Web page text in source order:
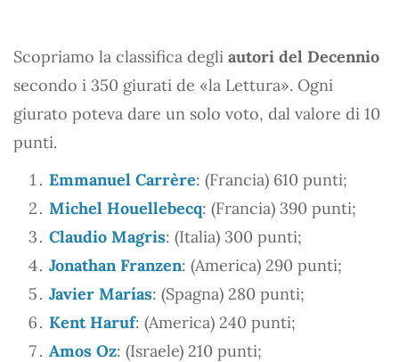
Scopriamo la classifica degli autori del Decennio
secondo i 350 giurati de «la Lettura». Ogni
giurato poteva dare un solo voto, dal valore di 10
punti.
Emmanuel Carrère: (Francia) 610 punti;
Michel Houellebecq: (Francia) 390 punti;
Claudio Magris: (Italia) 300 punti;
Jonathan Franzen: (America) 290 punti;
Javier Marías: (Spagna) 280 punti;
Kent Haruf: (America) 240 punti;
Amos Oz: (Israele) 210 punti;